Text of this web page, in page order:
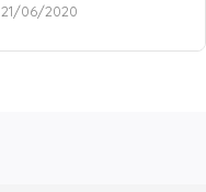
21/06/2020